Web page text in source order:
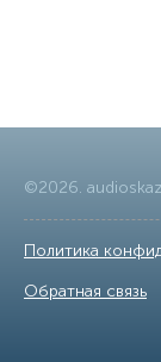
©2026.
Политика
Обратная связь